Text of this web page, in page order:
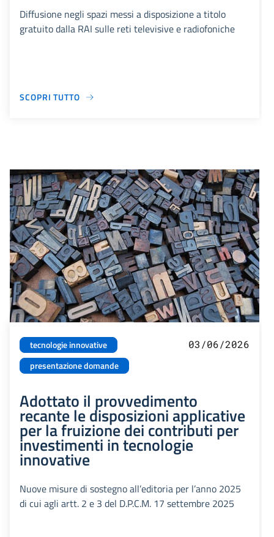
Diffusione negli spazi messi a disposizione a titolo
gratuito dalla RAI sulle reti televisive e radiofoniche
SCOPRI TUTTO
tecnologie innovative
presentazione domande
03/06/2026
Adottato il provvedimento
recante le disposizioni applicative
per la fruizione dei contributi per
investimenti in tecnologie
innovative
Nuove misure di sostegno all’editoria per l’anno 2025
di cui agli artt. 2 e 3 del D.P.C.M. 17 settembre 2025